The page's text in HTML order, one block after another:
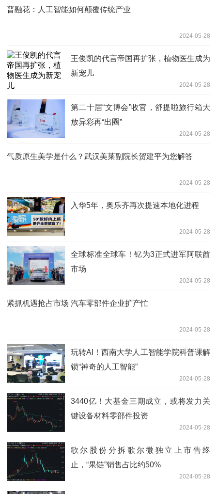
普融花：人工智能如何颠覆传统产业
2024-05-28
王俊凯的代言帝国再扩张，植物医生成为
新宠儿
2024-05-28
第二十届“文博会”收官，舒提啦旅行箱大
放异彩再“出圈”
2024-05-28
气质原生美学是什么？武汉美莱副院长贺建平为您解答
2024-05-28
入华5年，奥乐齐再次提速本地化进程
2024-05-28
全球标准全球车！钇为3正式进军阿联酋
市场
2024-05-28
紧抓机遇抢占市场 汽车零部件企业扩产忙
2024-05-28
玩转AI！西南大学人工智能学院科普课解
锁“神奇的人工智能”
2024-05-28
3440亿！大基金三期成立，或将发力关
键设备材料零部件投资
2024-05-28
歌尔股份分拆歌尔微独立上市告终
止，“果链”销售占比约50%
2024-05-28